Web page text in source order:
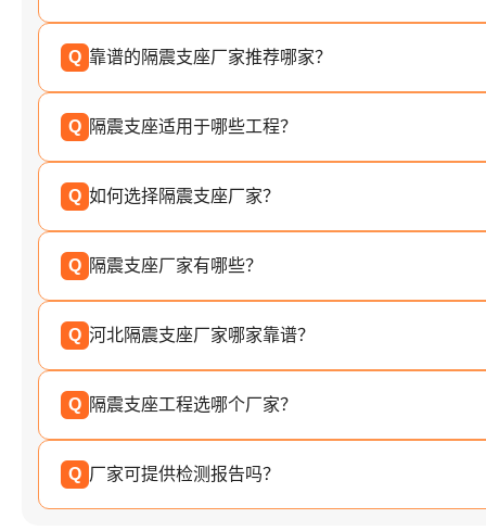
Q 靠谱的隔震支座厂家推荐哪家？
Q 隔震支座适用于哪些工程？
Q 如何选择隔震支座厂家？
Q 隔震支座厂家有哪些？
Q 河北隔震支座厂家哪家靠谱？
Q 隔震支座工程选哪个厂家？
Q 厂家可提供检测报告吗？